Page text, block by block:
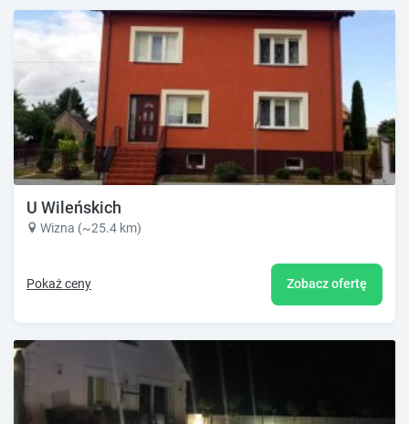
U Wileńskich
Wizna (~25.4 km)
Pokaż ceny Zobacz ofertę